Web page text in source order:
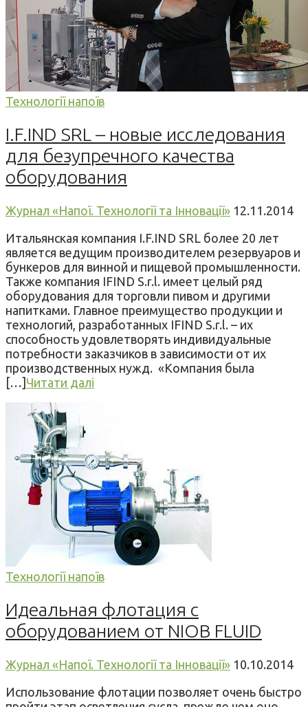
Технології напоїв
I.F.IND SRL – новые исследования
для безупречного качества
оборудования
Журнал «Напої. Технології та Інновації» 12.11.2014
Итальянская компания I.F.IND SRL более 20 лет
является ведущим производителем резервуаров и
бункеров для винной и пищевой промышленности.
Также компания IFIND S.r.l. имеет целый ряд
оборудования для торговли пивом и другими
напитками. Главное преимущество продукции и
технологий, разработанных IFIND S.r.l. – их
способность удовлетворять индивидуальные
потребности заказчиков в зависимости от их
производственных нужд. «Компания была
[…] Читати далі
Технології напоїв
Идеальная флотация с
оборудованием от NIOB FLUID
Журнал «Напої. Технології та Інновації» 10.10.2014
Использование флотации позволяет очень быстро